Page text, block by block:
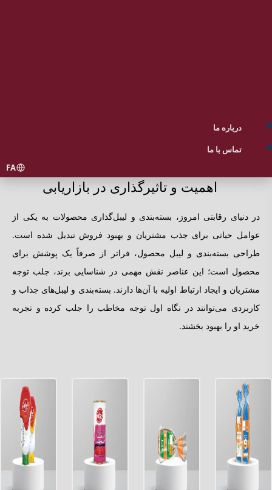
درباره ما
تماس با ما
FA
اهمیت و تاثیرگذاری در بازاریابی
در دنیای رقابتی امروز، بسته‌بندی و لیبل‌گذاری محصولات به یکی از
عوامل حیاتی برای جذب مشتریان و بهبود فروش تبدیل شده است.
طراحی بسته‌بندی و لیبل محصول، فراتر از صرفاً یک پوشش برای
محصول است؛ این عناصر نقش مهمی در شناسایی برند، جلب توجه
مشتریان و ایجاد ارتباط اولیه با آن‌ها دارند. بسته‌بندی و لیبل‌های جذاب و
کاربردی می‌توانند در نگاه اول توجه مخاطب را جلب کرده و تجربه
خرید او را بهبود بخشند.